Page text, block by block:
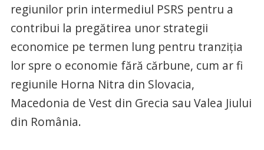
regiunilor prin intermediul PSRS pentru a
contribui la pregătirea unor strategii
economice pe termen lung pentru tranziţia
lor spre o economie fără cărbune, cum ar fi
regiunile Horna Nitra din Slovacia,
Macedonia de Vest din Grecia sau Valea Jiului
din România.